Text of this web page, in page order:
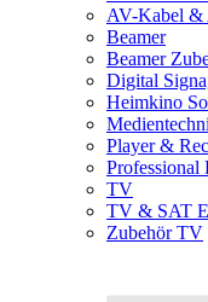
AV-Kabel &
Beamer
Beamer
Digital
Heimkino
Player &
Professional
TV
TV & SAT
Zubehör TV